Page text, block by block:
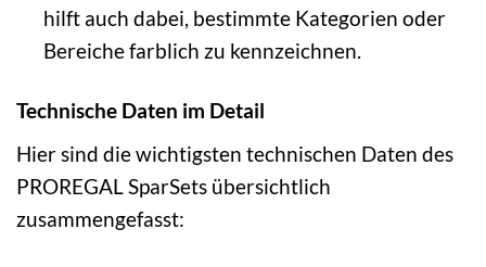
hilft auch dabei, bestimmte Kategorien oder
Bereiche farblich zu kennzeichnen.
Technische Daten im Detail
Hier sind die wichtigsten technischen Daten des
PROREGAL SparSets übersichtlich
zusammengefasst: